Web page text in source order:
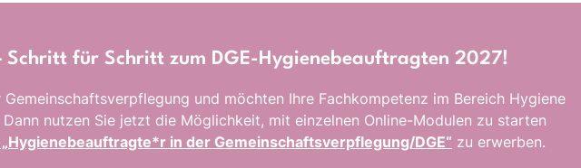
Schritt für Schritt zum DGE-Hygienebeauftragten 2027!
und möchten Ihre Fachkompetenz im Bereich Hygiene
Dann nutzen Sie jetzt die Möglichkeit, mit einzelnen Online-Modulen zu starten
„Hygienebeauftragte*r in der Gemeinschaftsverpflegung/DGE“ zu erwerben.